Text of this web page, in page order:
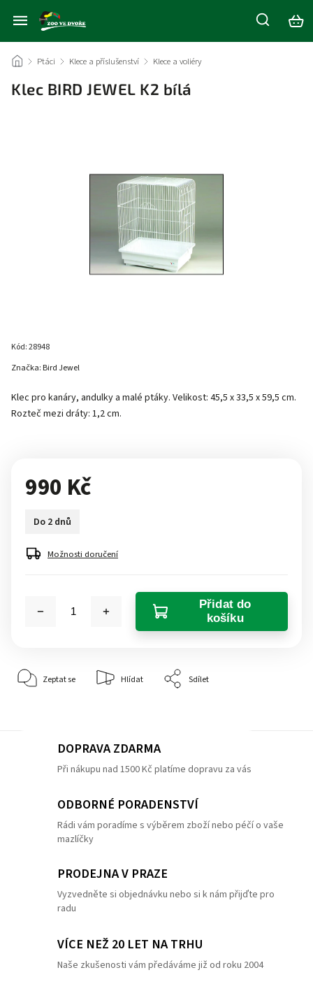
/ Ptáci / Klece a příslušenství / Klece a voliéry
Klec BIRD JEWEL K2 bílá
Kód:28948
Klec pro kanáry, andulky a malé ptáky. Velikost: 45,5 x 33,5 x 59,5 cm.
Rozteč mezi dráty: 1,2 cm.
Značka: Bird Jewel
990 Kč
Do 2 dnů
Možnosti doručení
Přidat do
košíku
Zeptat se Hlídat Sdílet
DOPRAVA ZDARMA
Při nákupu nad 1500 Kč platíme dopravu za vás
ODBORNÉ PORADENSTVÍ
Rádi vám poradíme s výběrem zboží nebo péčí o vaše
mazlíčky
PRODEJNA V PRAZE
Vyzvedněte si objednávku nebo si k nám přijďte pro
radu
VÍCE NEŽ 20 LET NA TRHU
Naše zkušenosti vám předáváme již od roku 2004